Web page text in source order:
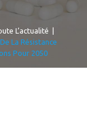
L’actualité
La Résistance
Pour 2050